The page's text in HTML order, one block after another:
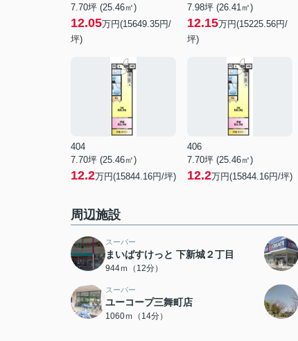
7.70坪 (25.46㎡)
12.05万円(15649.35円/
坪)
7.98坪 (26.41㎡)
12.15万円(15225.56円/
坪)
404
7.70坪 (25.46㎡)
12.2万円(15844.16円/坪)
406
7.70坪 (25.46㎡)
12.2万円(15844.16円/坪)
周辺施設
スーパー
まいばすけっと 下新城２丁目
944ｍ（12分）
スーパー
ユーコープ三舞町店
1060ｍ（14分）